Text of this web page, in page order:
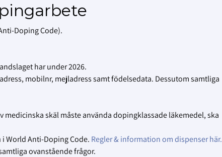
Doping Code).
har under 2026.
mobilnr, mejladress samt födelsedata. Dessutom samtliga
skäl måste använda dopingklassade läkemedel, ska
World Anti-Doping Code. Regler & information om dispenser här.
ovanstående frågor.